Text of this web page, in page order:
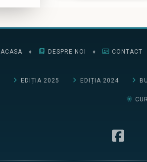
ACASA ♦ DESPRE NOI ♦ CONTACT
EDIȚIA 2025 EDIȚIA 2024